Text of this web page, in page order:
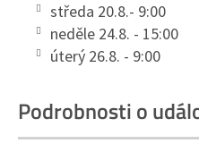
středa 20.8.- 9:00
neděle 24.8. - 15:00
úterý 26.8. - 9:00
Podrobnosti o